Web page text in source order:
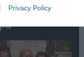
Privacy Policy